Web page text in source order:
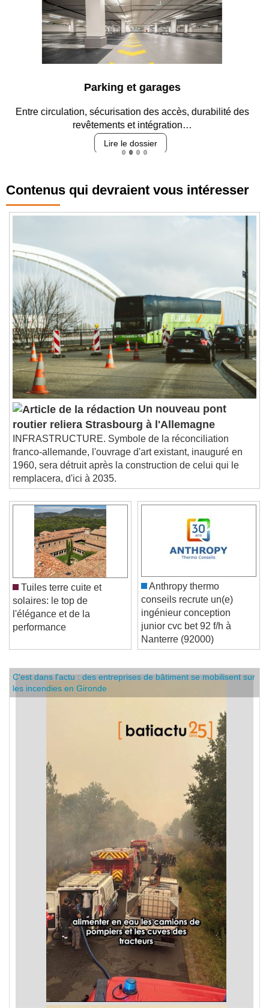
Parking et garages
Entre circulation, sécurisation des accès, durabilité des
revêtements et intégration…
Lire le dossier
Contenus qui devraient vous intéresser
Un nouveau pont
routier reliera Strasbourg à l'Allemagne
INFRASTRUCTURE. Symbole de la réconciliation
franco-allemande, l'ouvrage d'art existant, inauguré en
1960, sera détruit après la construction de celui qui le
remplacera, d'ici à 2035.
Tuiles terre cuite et
solaires: le top de
l'élégance et de la
Anthropy thermo
conseils recrute un(e)
ingénieur conception
junior cvc bet 92 f/h à
Nanterre (92000)
C'est dans l'actu : des entreprises de bâtiment se mobilisent sur
les incendies en Gironde